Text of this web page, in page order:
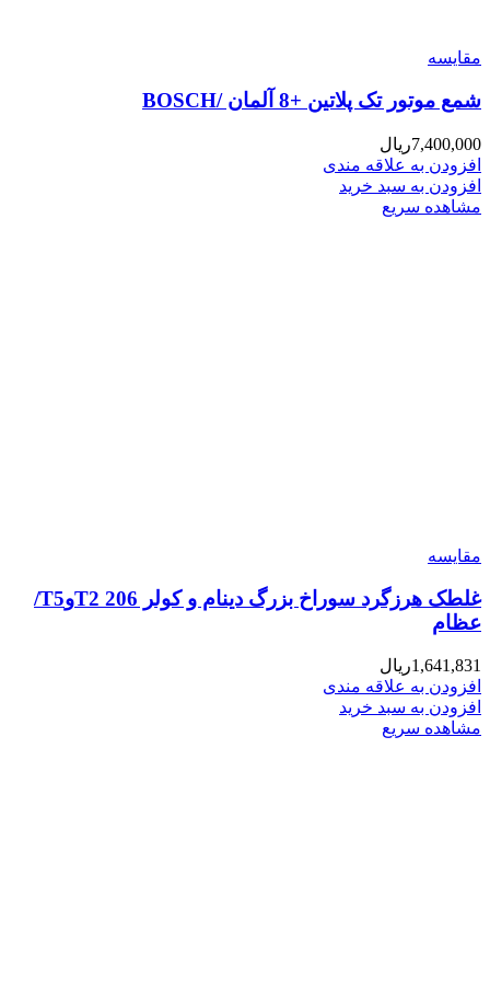
مقایسه
شمع موتور تک پلاتین +8 آلمان /BOSCH
7,400,000ریال
افزودن به علاقه مندی
افزودن به سبد خرید
مشاهده سریع
مقایسه
غلطک هرزگرد سوراخ بزرگ دینام و کولر 206 T2وT5/
عظام
1,641,831ریال
افزودن به علاقه مندی
افزودن به سبد خرید
مشاهده سریع